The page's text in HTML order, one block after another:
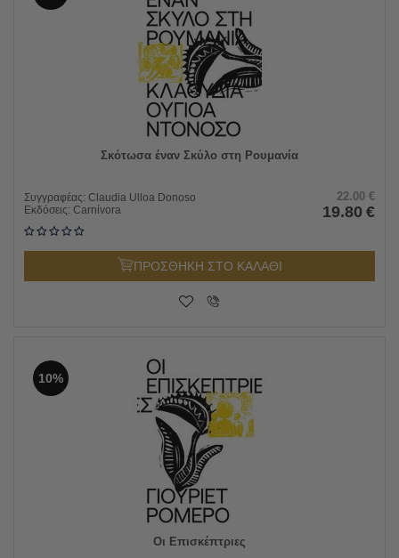
Σκότωσα έναν Σκύλο στη Ρουμανία
Συγγραφέας: Claudia Ulloa Donoso
Εκδόσεις: Carnίvora
22.00 €
19.80 €
ΠΡΟΣΘΗΚΗ ΣΤΟ ΚΑΛΑΘΙ
10%
Οι Επισκέπτριες